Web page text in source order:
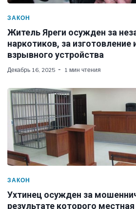
ЗАКОН
Житель Яреги осужден за
наркотиков, за изготовление
взрывного устройства
Декабрь 16, 2025 1 мин чтения
ЗАКОН
Ухтинец осужден за
результате которого